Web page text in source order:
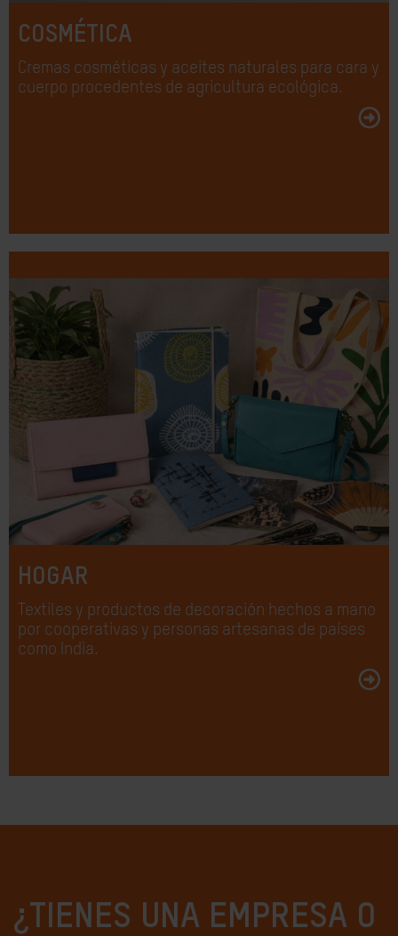
COSMÉTICA
Cremas cosméticas y aceites naturales para cara y
cuerpo procedentes de agricultura ecológica.
HOGAR
Textiles y productos de decoración hechos a mano
por cooperativas y personas artesanas de países
como India.
¿TIENES UNA EMPRESA O